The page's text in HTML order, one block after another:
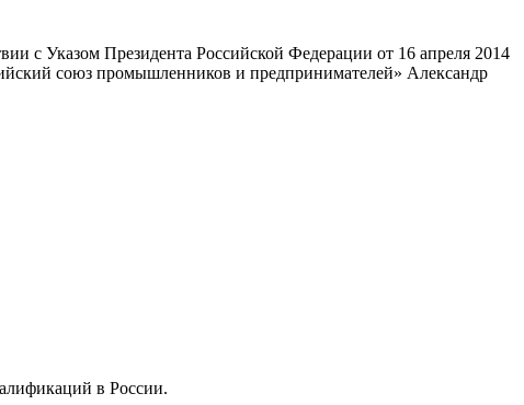
с Указом Президента Российской Федерации от 16 апреля 2014
союз промышленников и предпринимателей» Александр
в России.